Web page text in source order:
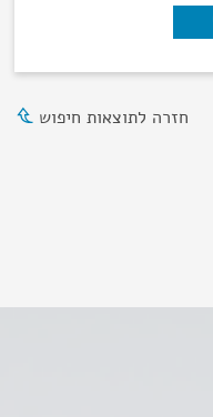
חזרה לתוצאות חיפוש